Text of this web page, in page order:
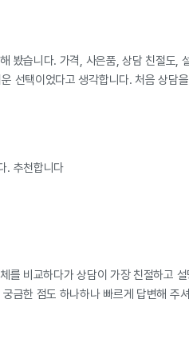
정종료 이후에도 다시 찾을예정임. 다
봤습니다. 가격, 사은품, 상담 친절도,
선택이었다고 생각합니다. 처음 상담
을 어떤 용도로 사용하는지 먼저 물어
여러 번 드렸는데 끝까지 친절하게 응
도 깔끔하고 신속하게 진행되었습니다
수 있었습니다. 실제로 사용해 보니
물론이고 유튜브 고화질 영상, 넷플릭
서 정말 만족스럽게 사용하고 있습니
더욱 만족스러웠습니다. 인터넷을 새로
스, 친절도, 설치 속도, 인터넷 품질까
인터넷을 가입한다고 하면 자신 있게
설치 기사님께 감사드립니다. 앞으로
으로도 오래 이용하고 싶은 마음이 들
. 추천합니다
비교하다가 상담이 가장 친절하고
금한 점도 하나하나 빠르게 답변해 주
습니다. 설치 후 채널, OTT, 인터넷 연
족스럽고, 셋톱박스 디자인도 깔끔해